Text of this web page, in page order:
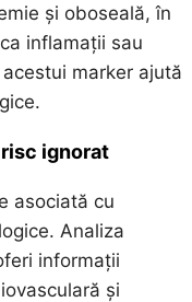
și oboseală, în
inflamații sau
marker ajută
ignorat
asociată cu
Analiza
informații
și